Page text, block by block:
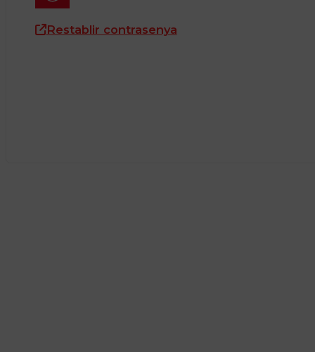
Restablir contrasenya